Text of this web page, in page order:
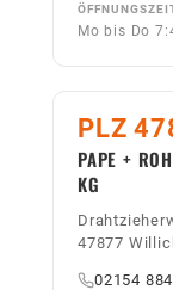
Mo bis Do
PLZ
PAPE +
KG
47877
02154